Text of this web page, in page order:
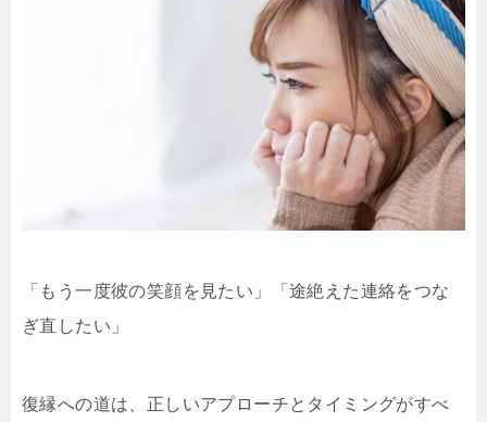
「もう一度彼の笑顔を見たい」「途絶えた連絡をつな
ぎ直したい」
復縁への道は、正しいアプローチとタイミングがすべ